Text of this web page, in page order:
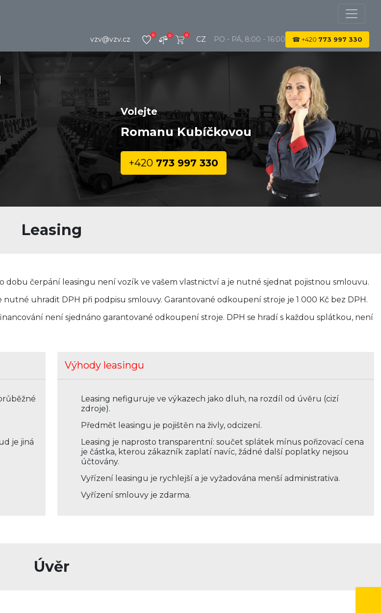
vzv@vzv.cz 0 0 0 CZ PO - PÁ, 8:00 - 16:00 ☎+420 773 997 330
Volejte
Romanu Kubíčkovou
+420 773 997 330
Leasing
dobu čerpání leasingu není vozík ve vašem vlastnictví a je nutné sjednat pojistnou smlouvu.
nutné uhradit DPH při podpisu smlouvy. Garantované odkoupení stroje je 1 000 Kč bez DPH.
není sjednáno garantované odkoupení stroje. DPH se hradí s každou splátkou, není
je jiná
Výhody leasingu
Leasing nefiguruje ve výkazech jako dluh, na rozdíl od úvěru (cizí
zdroje).
Předmět leasingu je pojištěn na živly, odcizení.
Leasing je naprosto transparentní: součet splátek mínus pořizovací cena
je částka, kterou zákazník zaplatí navíc, žádné další poplatky nejsou
účtovány.
Vyřízení leasingu je rychlejší a je vyžadována menší administrativa.
Vyřízení smlouvy je zdarma.
Úvěr